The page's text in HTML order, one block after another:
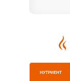
НУТРИЕНТ